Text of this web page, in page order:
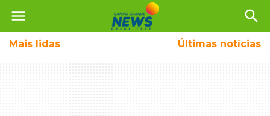
menu search
Mais lidas Últimas notícias